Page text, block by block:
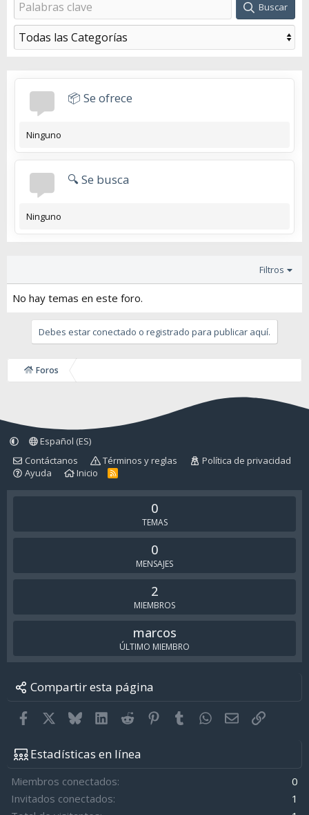
Buscar
📦 Se ofrece
Ninguno
🔍 Se busca
Ninguno
Filtros
No hay temas en este foro.
Debes estar conectado o registrado para publicar aquí.
Foros
Español (ES)
Contáctanos
Términos y reglas
Política de privacidad
Ayuda
Inicio
R
0
TEMAS
0
MENSAJES
2
MIEMBROS
marcos
ÚLTIMO MIEMBRO
Compartir esta página
Facebook BlueskyLinkedInReddit Pinterest
Tumblr WhatsApp
EmailEnlace
Estadísticas en línea
Miembros conectados
0
Invitados conectados
1